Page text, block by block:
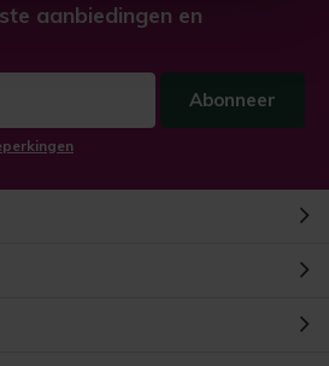
aanbiedingen en
Abonneer